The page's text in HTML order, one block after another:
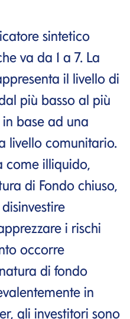
sintetico
va da 1 a 7. La
il livello di
più basso al più
base ad una
livello comunitario.
come illiquido,
di Fondo chiuso,
i rischi
occorre
di fondo
in
gli investitori sono